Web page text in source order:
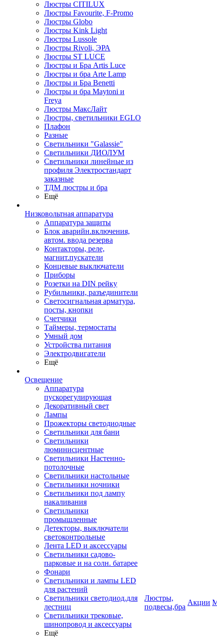
Люстры CITILUX
Люстры Favourite, F-Promo
Люстры Globo
Люстры Kink Light
Люстры Lussole
Люстры Rivoli, ЭРА
Люстры ST LUCE
Люстры и Бра Artis Luce
Люстры и бра Arte Lamp
Люстры и Бра Benetti
Люстры и бра Maytoni и
Freya
Люстры МаксЛайт
Люстры, светильники EGLO
Плафон
Разные
Светильники "Galassie"
Светильники ДИОЛУМ
Светильники линейные из
профиля Электростандарт
заказные
ТДМ люстры и бра
Ещё
Низковольтная аппаратура
Аппаратура защиты
Блок аварийн.включения,
автом. ввода резерва
Контакторы, реле,
магнит.пускатели
Концевые выключатели
Приборы
Розетки на DIN рейку
Рубильники, разъединители
Светосигнальная арматура,
посты, кнопки
Счетчики
Таймеры, термостаты
Умный дом
Устройства питания
Электродвигатели
Ещё
Освещение
Аппаратура
пускорегулирующая
Декоративный свет
Лампы
Прожекторы светодиодные
Светильники для бани
Светильники
люминисцентные
Светильники Настенно-
потолочные
Светильники настольные
Светильники ночники
Светильники под лампу
накаливания
Светильники
промышленные
Детекторы, выключатели
светоконтрольные
Лента LED и аксессуары
Светильники садово-
парковые и на солн. батарее
Фонари
Светильники и лампы LED
для растений
Светильники светодиод.для
лестниц
Светильники трековые,
шинопровод и аксессуары
Ещё
Люстры,
подвесы,бра
Акции